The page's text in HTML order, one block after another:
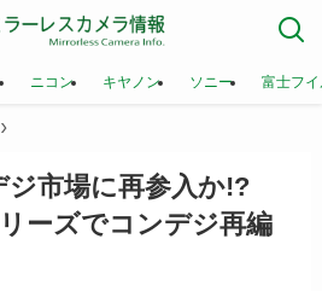
ニコン キヤノン ソニー 富士フ
市場に再参入か!?
ーズでコンデジ再編